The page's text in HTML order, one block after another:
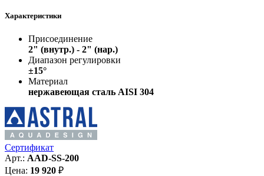
Характеристики
Присоединение
2" (внутр.) - 2" (нар.)
Диапазон регулировки
±15°
Материал
нержавеющая сталь AISI 304
Сертификат
Арт.: AAD-SS-200
Цена: 19 920 ₽